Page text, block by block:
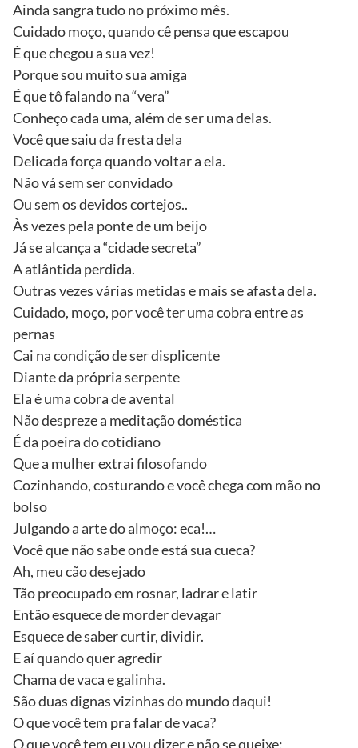
Ainda sangra tudo no próximo mês.
Cuidado moço, quando cê pensa que escapou
É que chegou a sua vez!
Porque sou muito sua amiga
É que tô falando na “vera”
Conheço cada uma, além de ser uma delas.
Você que saiu da fresta dela
Delicada força quando voltar a ela.
Não vá sem ser convidado
Ou sem os devidos cortejos..
Às vezes pela ponte de um beijo
Já se alcança a “cidade secreta”
A atlântida perdida.
Outras vezes várias metidas e mais se afasta dela.
Cuidado, moço, por você ter uma cobra entre as
pernas
Cai na condição de ser displicente
Diante da própria serpente
Ela é uma cobra de avental
Não despreze a meditação doméstica
É da poeira do cotidiano
Que a mulher extrai filosofando
Cozinhando, costurando e você chega com mão no
bolso
Julgando a arte do almoço: eca!…
Você que não sabe onde está sua cueca?
Ah, meu cão desejado
Tão preocupado em rosnar, ladrar e latir
Então esquece de morder devagar
Esquece de saber curtir, dividir.
E aí quando quer agredir
Chama de vaca e galinha.
São duas dignas vizinhas do mundo daqui!
O que você tem pra falar de vaca?
O que você tem eu vou dizer e não se queixe: